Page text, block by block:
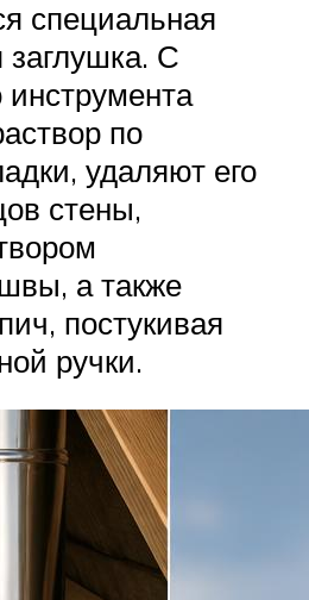
специальная
заглушка. С
по
удаляют его
стены,
а также
постукивая
ручки.